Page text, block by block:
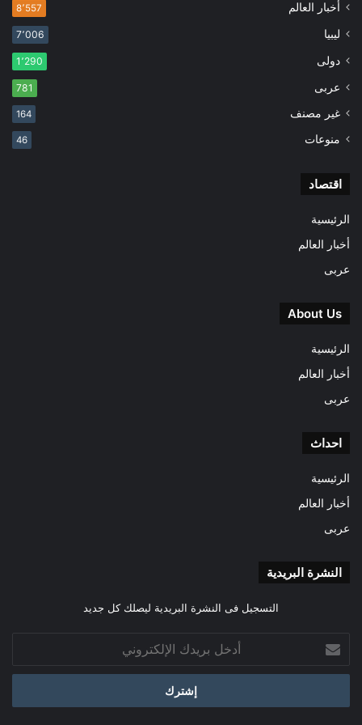
أخبار العالم 8٬557
ليبيا 7٬006
دولى 1٬290
عربى 781
غير مصنف 164
منوعات 46
اقتصاد
الرئيسية
أخبار العالم
عربى
About Us
الرئيسية
أخبار العالم
عربى
احداث
الرئيسية
أخبار العالم
عربى
النشرة البريدية
التسجيل فى النشرة البريدية ليصلك كل جديد
بريدك
الإلكتروني